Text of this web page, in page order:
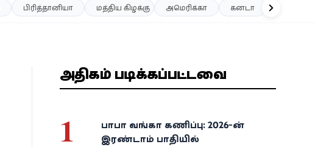
பிரித்தானியா மத்திய கிழக்கு அமெரிக்கா கனடா
அதிகம் படிக்கப்பட்டவை
1
பாபா வங்கா கணிப்பு: 2026-ன்
இரண்டாம் பாதியில்